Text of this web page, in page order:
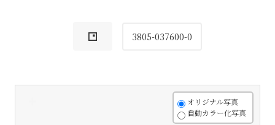
3805-037600-0
オリジナル写真
自動カラー化写真